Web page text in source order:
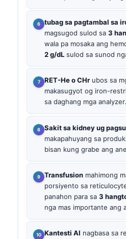
tubag sa pagtambal sa
magsugod sulod sa 3
wala pa mosaka ang
2 g/dL sulod sa sunod
RET-He o CHr ubos sa
makasugyot og iron-
sa daghang mga analyzer.
Sakit sa kidney ug
makapahuyang sa
bisan kung grabe ang
Transfusion mahimong
porsiyento sa
panahon para sa 3
nga mas importante ang
Kantesti AI nagbasa sa